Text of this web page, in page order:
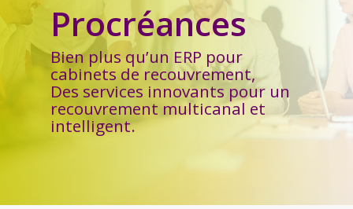
Procréances
Bien plus qu’un ERP pour
cabinets de recouvrement,
Des services innovants pour un
recouvrement multicanal et
intelligent.